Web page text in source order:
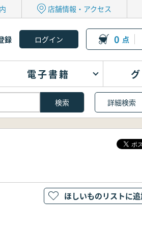
店舗情報・アクセス
録 0 点
電子書籍
詳細検索
ほしいものリストに追